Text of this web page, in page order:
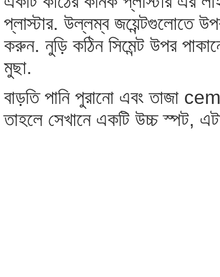
প্লাস্টার. উল্লম্ব জয়েন্টগুলোতে
করুন. নুড়ি কঠিন সিমেন্ট উপর
মুছা.
বাড়তি পানি পুরানো এবং তাজা
তাহলে সেখানে একটি উচ্চ স্পট,